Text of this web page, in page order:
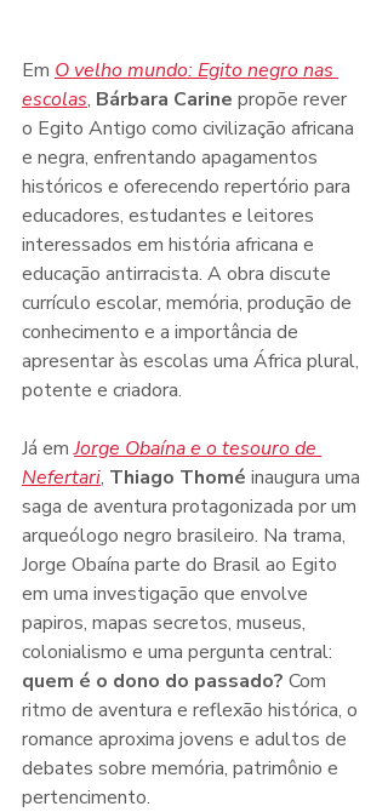
Em O velho mundo: Egito negro nas
escolas, Bárbara Carine propõe rever
o Egito Antigo como civilização africana
e negra, enfrentando apagamentos
históricos e oferecendo repertório para
educadores, estudantes e leitores
interessados em história africana e
educação antirracista. A obra discute
currículo escolar, memória, produção de
conhecimento e a importância de
apresentar às escolas uma África plural,
potente e criadora.
Já em Jorge Obaína e o tesouro de
Nefertari, Thiago Thomé inaugura uma
saga de aventura protagonizada por um
arqueólogo negro brasileiro. Na trama,
Jorge Obaína parte do Brasil ao Egito
em uma investigação que envolve
papiros, mapas secretos, museus,
colonialismo e uma pergunta central:
quem é o dono do passado? Com
ritmo de aventura e reflexão histórica, o
romance aproxima jovens e adultos de
debates sobre memória, patrimônio e
pertencimento.